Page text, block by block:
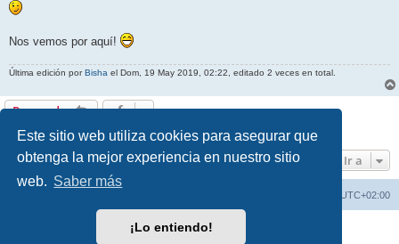
Este sitio web utiliza cookies para asegurar que
obtenga la mejor experiencia en nuestro sitio
web. Saber más
¡Lo entiendo!
Nos vemos por aquí!
Última edición porBisha el Dom, 19 May 2019, 02:22, editado 2 veces en total.
Responder
1 mensaje • Página de 1
Ir a
UTC+02:00
Desarrollado porphpBB® Forum Software © phpBB Limited